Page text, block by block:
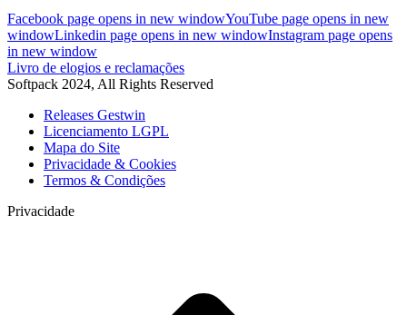
Facebook page opens in new windowYouTube page opens in new
windowLinkedin page opens in new windowInstagram page opens
in new window
Livro de elogios e reclamações
Softpack 2024, All Rights Reserved
Releases Gestwin
Licenciamento LGPL
Mapa do Site
Privacidade & Cookies
Termos & Condições
Privacidade